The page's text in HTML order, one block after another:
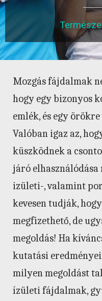
Mozgás fájdalmak
hogy egy bizonyos
emlék, és egy
Valóban igaz az,
küszködnek a
járó
izületi-, valamint
kevesen tudják,
megfizethető, de
megoldás! Ha
kutatási
milyen megoldást
ízületi fájdalmak,